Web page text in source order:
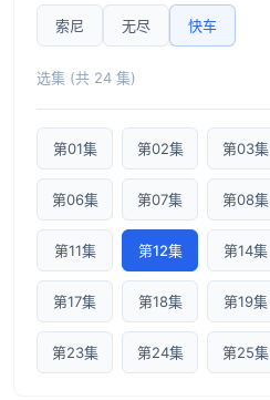
索尼 无尽 快车
选集 (共 24 集)
第01集 第02集 第03集
第06集 第07集 第08集
第11集 第12集 第14集
第17集 第18集 第19集
第23集 第24集 第25集